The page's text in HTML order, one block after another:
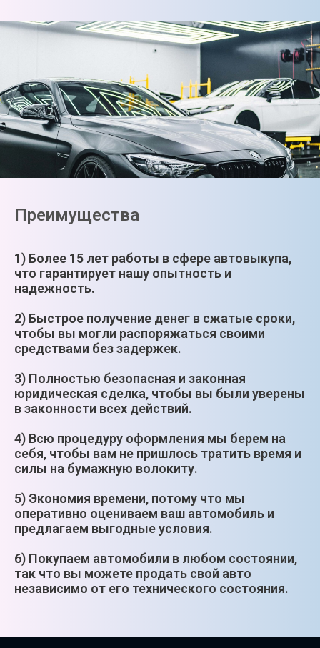
Преимущества
1) Более 15 лет работы в сфере автовыкупа,
что гарантирует нашу опытность и
надежность.
2) Быстрое получение денег в сжатые сроки,
чтобы вы могли распоряжаться своими
средствами без задержек.
3) Полностью безопасная и законная
юридическая сделка, чтобы вы были уверены
в законности всех действий.
4) Всю процедуру оформления мы берем на
себя, чтобы вам не пришлось тратить время и
силы на бумажную волокиту.
5) Экономия времени, потому что мы
оперативно оцениваем ваш автомобиль и
предлагаем выгодные условия.
6) Покупаем автомобили в любом состоянии,
так что вы можете продать свой авто
независимо от его технического состояния.